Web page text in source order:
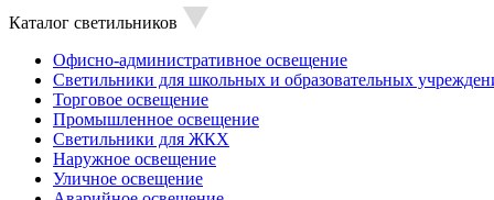
Каталог светильников
Офисно-административное освещение
Светильники для школьных и образовательных
Торговое освещение
Промышленное освещение
Светильники для ЖКХ
Наружное освещение
Уличное освещение